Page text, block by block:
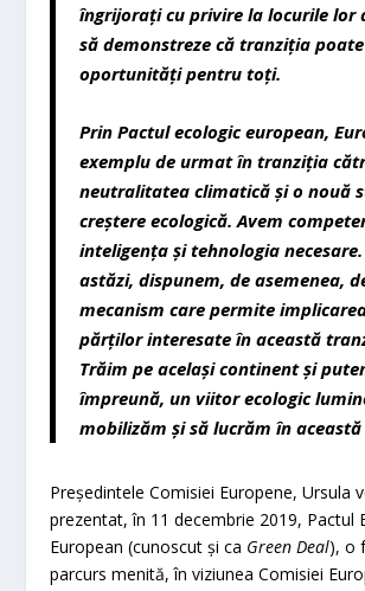
îngrijorați cu privire la locurile lor
să demonstreze că tranziția
oportunități pentru toți.
Prin Pactul ecologic european,
exemplu de urmat în tranziția că
neutralitatea climatică și o nouă
creștere ecologică. Avem
inteligențași tehnologia
astăzi, dispunem, de asemenea,
mecanism care permite
părților interesateîn această
Trăim pe același continentși
împreună, un viitor ecologic
mobilizămși să lucrămîn această
Președintele Comisiei Europene, Ursula
prezentat, în 11 decembrie 2019, Pactul
European (cunoscut și ca Green Deal), o
parcurs menită, în viziunea Comisiei